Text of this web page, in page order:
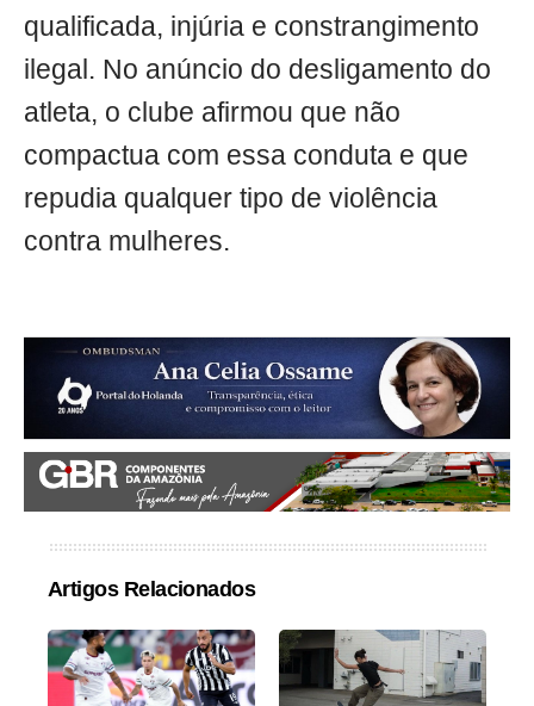
qualificada, injúria e constrangimento
ilegal. No anúncio do desligamento do
atleta, o clube afirmou que não
compactua com essa conduta e que
repudia qualquer tipo de violência
contra mulheres.
Artigos Relacionados